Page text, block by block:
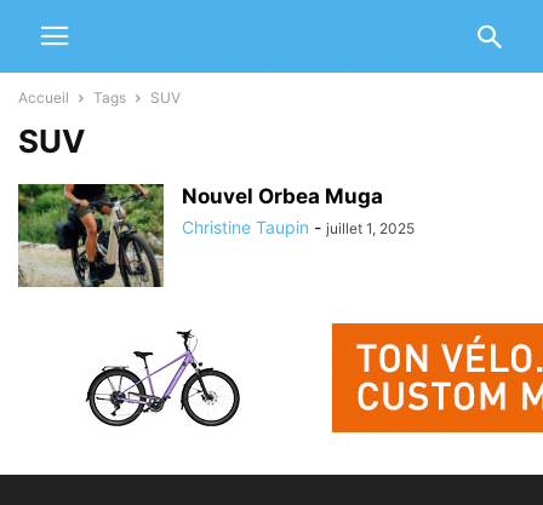
Accueil Tags SUV
SUV
Nouvel Orbea Muga
Christine Taupin - juillet 1, 2025